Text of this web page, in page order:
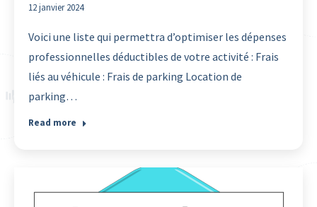
12 janvier 2024
Voici une liste qui permettra d’optimiser les dépenses
professionnelles déductibles de votre activité : Frais
liés au véhicule : Frais de parking Location de
parking…
Read more